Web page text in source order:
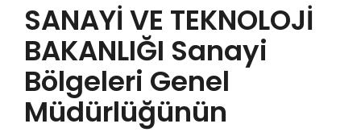
KILAVUZLAR
YAYINLARIMIZ
ENERJİ İZLEME
İLETİŞİM
SANAYİ VE TEKNOLOJİ
BAKANLIĞI Sanayi
Bölgeleri Genel
Müdürlüğünün